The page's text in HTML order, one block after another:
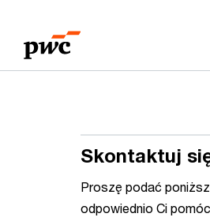
treści
stopki
Skontaktuj
Proszę podać
odpowiednio Ci